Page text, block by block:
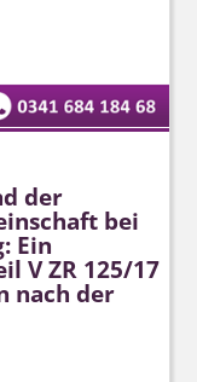
der
bei
Ein
V ZR 125/17
nach der